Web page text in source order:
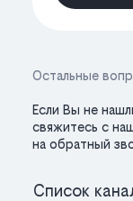
Остальные
Если Вы не
свяжитесь с
на обратный
Список